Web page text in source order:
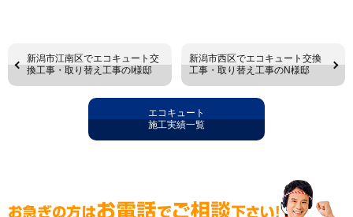
新潟市江南区でエコキュート交
換工事・取り替え工事のI様邸
新潟市西区でエコキュート交換
工事・取り替え工事のN様邸
エコキュート
施工実績一覧